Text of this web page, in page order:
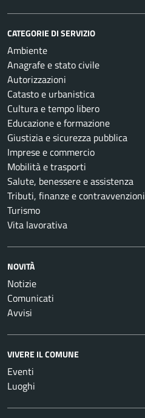
CATEGORIE DI SERVIZIO
Ambiente
Anagrafe e stato civile
Autorizzazioni
Catasto e urbanistica
Cultura e tempo libero
Educazione e formazione
Giustizia e sicurezza pubblica
Imprese e commercio
Mobilità e trasporti
Salute, benessere e assistenza
Tributi, finanze e contravvenzioni
Turismo
Vita lavorativa
NOVITÀ
Notizie
Comunicati
Avvisi
VIVERE IL COMUNE
Eventi
Luoghi